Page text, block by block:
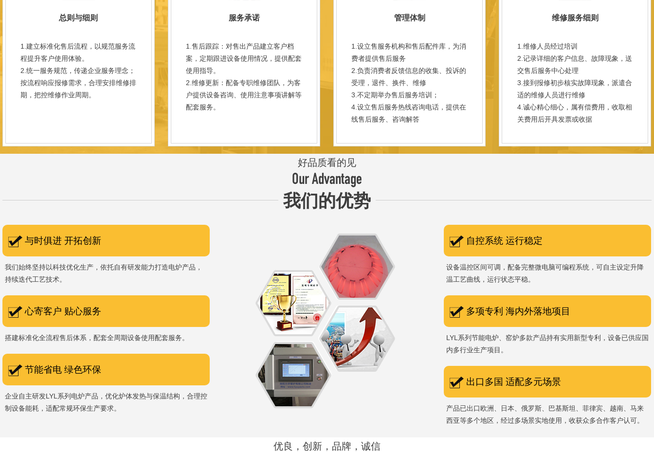
总则与细则
1.建立标准化售后流程，以规范服务流
程提升客户使用体验。
2.统一服务规范，传递企业服务理念；
按流程响应报修需求，合理安排维修排
期，把控维修作业周期。
服务承诺
1.售后跟踪：对售出产品建立客户档
案，定期跟进设备使用情况，提供配套
使用指导。
2.维修更新：配备专职维修团队，为客
户提供设备咨询、使用注意事项讲解等
配套服务。
管理体制
1.设立售服务机构和售后配件库，为消
费者提供售后服务
2.负责消费者反馈信息的收集、投诉的
受理，退件、换件、维修
3.不定期举办售后服务培训；
4.设立售后服务热线咨询电话，提供在
线售后服务、咨询解答
维修服务细则
1.维修人员经过培训
2.记录详细的客户信息、故障现象，送
交售后服务中心处理
3.接到报修初步核实故障现象，派遣合
适的维修人员进行维修
4.诚心精心细心，属有偿费用，收取相
关费用后开具发票或收据
好品质看的见
Our Advantage
我们的优势
与时俱进 开拓创新
我们始终坚持以科技优化生产，依托自有研发能力打造电炉产品，
持续迭代工艺技术。
心寄客户 贴心服务
搭建标准化全流程售后体系，配套全周期设备使用配套服务。
节能省电 绿色环保
企业自主研发LYL系列电炉产品，优化炉体发热与保温结构，合理控
制设备能耗，适配常规环保生产要求。
自控系统 运行稳定
设备温控区间可调，配备完整微电脑可编程系统，可自主设定升降
温工艺曲线，运行状态平稳。
多项专利 海内外落地项目
LYL系列节能电炉、窑炉多款产品持有实用新型专利，设备已供应国
内多行业生产项目。
出口多国 适配多元场景
产品已出口欧洲、日本、俄罗斯、巴基斯坦、菲律宾、越南、马来
西亚等多个地区，经过多场景实地使用，收获众多合作客户认可。
优良，创新，品牌，诚信